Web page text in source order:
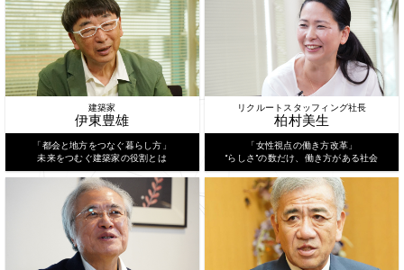
建築家
伊東豊雄
「都会と地方をつなぐ暮らし方」
未来をつむぐ建築家の役割とは
リクルートスタッフィング社長
柏村美生
「女性視点の働き方改革」
“らしさ”の数だけ、働き方がある社会